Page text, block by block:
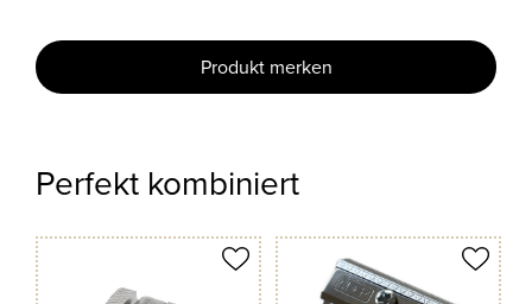
Produkt merken
Perfekt kombiniert
merken Produkt merken